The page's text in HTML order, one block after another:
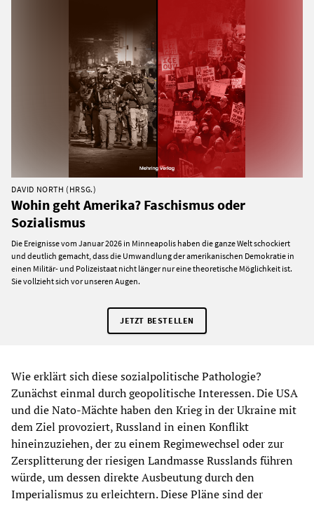
DAVID NORTH (HRSG.)
Wohin geht Amerika? Faschismus oder
Sozialismus
Die Ereignisse vom Januar 2026 in Minneapolis haben die ganze Welt schockiert
und deutlich gemacht, dass die Umwandlung der amerikanischen Demokratie in
einen Militär- und Polizeistaat nicht länger nur eine theoretische Möglichkeit ist.
Sie vollzieht sich vor unseren Augen.
JETZT BESTELLEN
Wie erklärt sich diese sozialpolitische Pathologie?
Zunächst einmal durch geopolitische Interessen. Die USA
und die Nato-Mächte haben den Krieg in der Ukraine mit
dem Ziel provoziert, Russland in einen Konflikt
hineinzuziehen, der zu einem Regimewechsel oder zur
Zersplitterung der riesigen Landmasse Russlands führen
würde, um dessen direkte Ausbeutung durch den
Imperialismus zu erleichtern. Diese Pläne sind der